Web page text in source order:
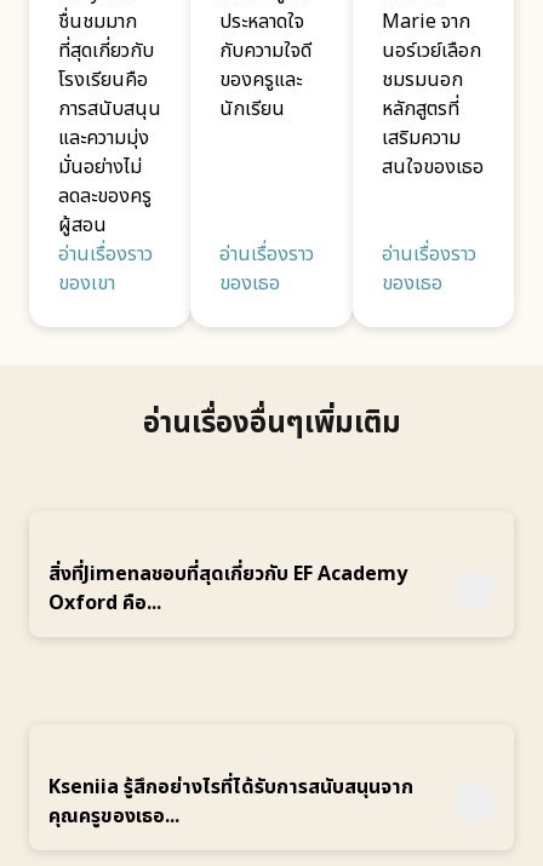
ชื่นชมมาก
ที่สุดเกี่ยวกับ
โรงเรียนคือ
การสนับสนุน
และความมุ่ง
มั่นอย่างไม่
ลดละของครู
ผู้สอน
อ่านเรื่องราว
ของเขา
ประหลาดใจ
กับความใจดี
ของครูและ
นักเรียน
อ่านเรื่องราว
ของเธอ
Marie จาก
นอร์เวย์เลือก
ชมรมนอก
หลักสูตรที่
เสริมความ
สนใจของเธอ
อ่านเรื่องราว
ของเธอ
อ่านเรื่องอื่นๆเพิ่มเติม
Kseniia รู้สึกอย่างไรที่ได้รับการสนับสนุนจาก
คุณครูของเธอ...
สิ่งที่Jimenaชอบที่สุดเกี่ยวกับ EF Academy
Oxford คือ...